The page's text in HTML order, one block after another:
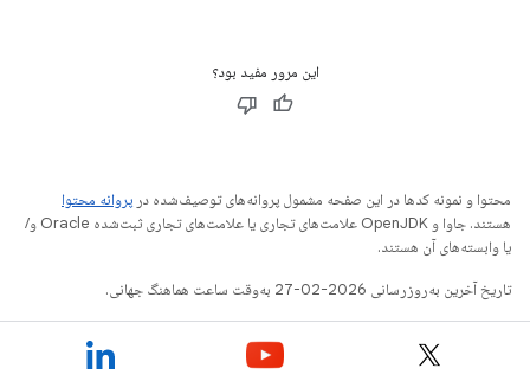
این مرور مفید بود؟
محتوا و نمونه کدها در این صفحه مشمول پروانه‌های توصیف‌شده در پروانه محتوا
هستند. جاوا و OpenJDK علامت‌های تجاری یا علامت‌های تجاری ثبت‌شده Oracle و/
یا وابسته‌های آن هستند.
تاریخ آخرین به‌روزرسانی 2026-02-27 به‌وقت ساعت هماهنگ جهانی.